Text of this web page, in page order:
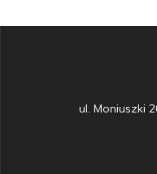
ul. Moniuszki